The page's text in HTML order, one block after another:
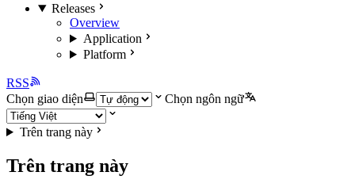
Releases
Overview
Application
Platform
RSS
Chọn giao diện
Chọn ngôn ngữ
Trên trang này
Trên trang này